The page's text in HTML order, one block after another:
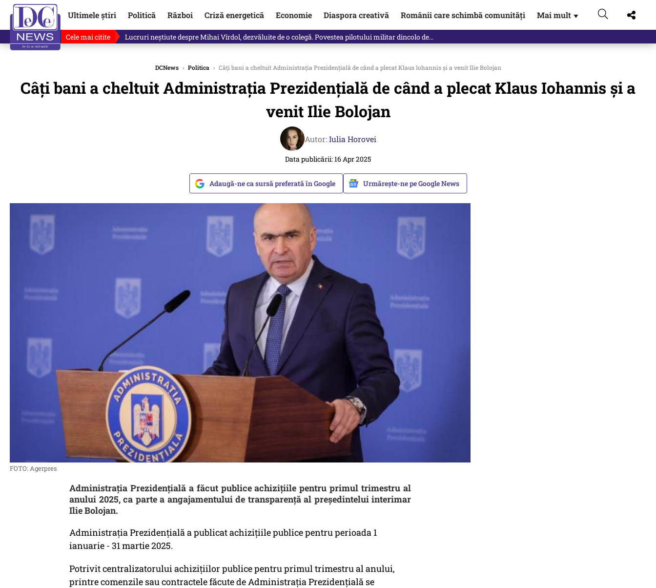
Ultimele știri Politică Război Criză energetică Economie Diaspora creativă Românii care schimbă comunități Mai mult ▼
Cele mai citite „Mă uit și sper să nu fie adevărat ce se întâmplă!“ Propunerea Oanei Gheorghiu care l-a uluit pe Eugen…
DCNews › Politica › Câți bani a cheltuit Administraţia Prezidenţială de când a plecat Klaus Iohannis și a venit Ilie Bolojan
Câți bani a cheltuit Administraţia Prezidenţială de când a plecat Klaus Iohannis și a
venit Ilie Bolojan
Autor:Iulia Horovei
Data publicării: 16 Apr 2025
Adaugă-ne ca sursă preferată în Google Urmărește-ne pe Google News
FOTO: Agerpres
Administrația Prezidențială a făcut publice achizițiile pentru primul trimestru al
anului 2025, ca parte a angajamentului de transparență al președintelui interimar
Ilie Bolojan.
Administrația Prezidențială a publicat achizițiile publice pentru perioada 1
ianuarie - 31 martie 2025.
Potrivit centralizatorului achizițiilor publice pentru primul trimestru al anului,
printre comenzile sau contractele făcute de Administrația Prezidențială se